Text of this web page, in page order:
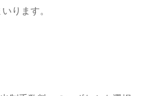
ります。